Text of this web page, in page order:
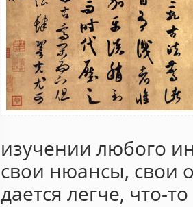
изучении любого
свои нюансы, свои
дается легче, что-